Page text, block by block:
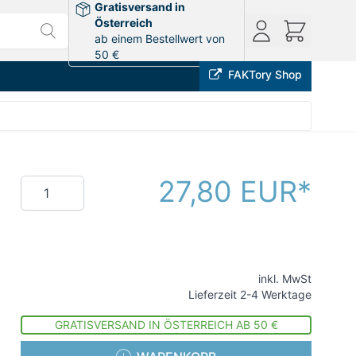
Gratisversand in
Österreich
ab einem Bestellwert von
50 €
FAKTory Shop
Menge 27,80 EUR
inkl. MwSt
Lieferzeit 2-4 Werktage
GRATISVERSAND IN ÖSTERREICH AB 50 €